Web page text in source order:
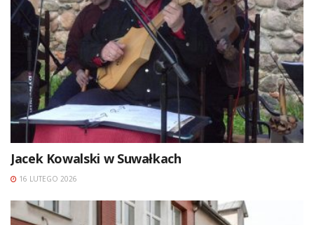
Jacek Kowalski w Suwałkach
16 LUTEGO 2026